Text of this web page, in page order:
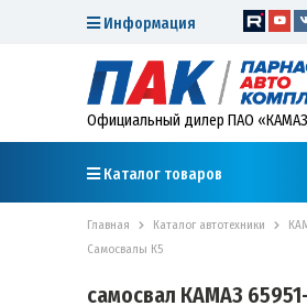
Информация
Официальный дилер ПАО
Каталог товаров
Главная Каталог автотехники
Самосвалы К5
самосвал КАМАЗ